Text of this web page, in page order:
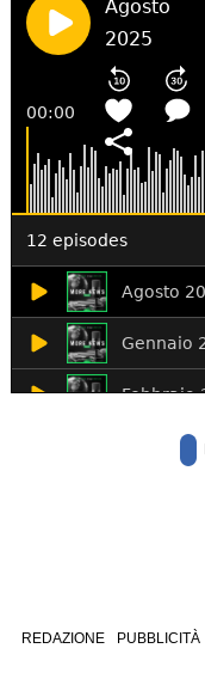
REDAZIONE PUBBLICITÀ